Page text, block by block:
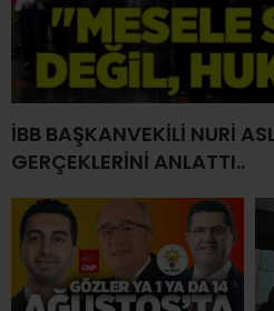
İBB BAŞKANVEKİLİ NURİ
GERÇEKLERİNİ ANLATTI..